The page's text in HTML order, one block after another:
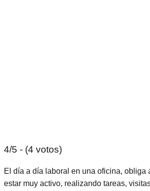
4/5 - (4 votos)
El día a día laboral en una oficina, obliga
estar muy activo, realizando tareas,